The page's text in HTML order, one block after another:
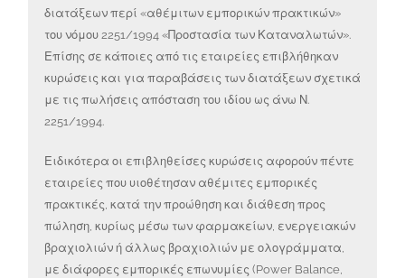
διατάξεων περί «αθέμιτων εμπορικών πρακτικών»
του νόμου 2251/1994 «Προστασία των Καταναλωτών».
Επίσης σε κάποιες από τις εταιρείες επιβλήθηκαν
κυρώσεις και για παραβάσεις των διατάξεων σχετικά
με τις πωλήσεις απόσταση του ιδίου ως άνω Ν.
2251/1994.
Ειδικότερα οι επιβληθείσες κυρώσεις αφορούν πέντε
εταιρείες που υιοθέτησαν αθέμιτες εμπορικές
πρακτικές, κατά την προώθηση και διάθεση προς
πώληση, κυρίως μέσω των φαρμακείων, ενεργειακών
βραχιολιών ή άλλως βραχιολιών με ολογράμματα,
με διάφορες εμπορικές επωνυμίες (Power Balance,